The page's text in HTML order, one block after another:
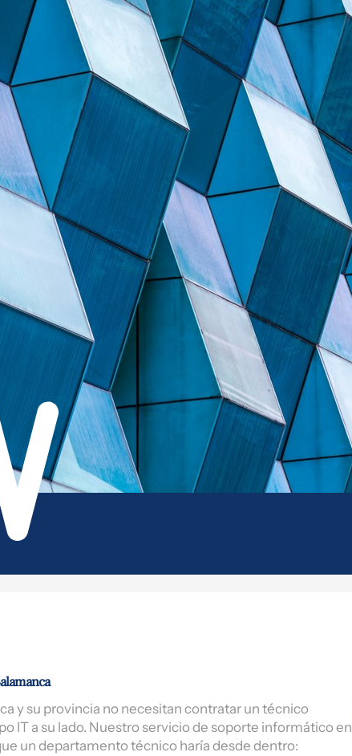
y su provincia no necesitan contratar un técnico
IT a su lado. Nuestro servicio de soporte informático en
un departamento técnico haría desde dentro: